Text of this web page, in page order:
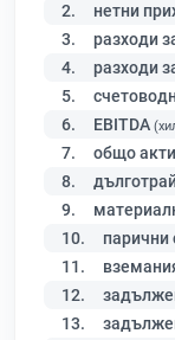
2. нетни
3. разходи
4. разходи
5.
6. EBITDA
7. общо
8.
9.
10. парични
11.
12.
13.